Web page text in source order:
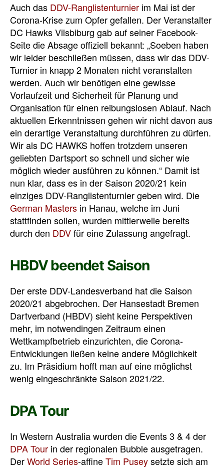
Auch das DDV-Ranglistenturnier im Mai ist der
Corona-Krise zum Opfer gefallen. Der Veranstalter
DC Hawks Vilsbiburg gab auf seiner Facebook-
Seite die Absage offiziell bekannt: „Soeben haben
wir leider beschließen müssen, dass wir das DDV-
Turnier in knapp 2 Monaten nicht veranstalten
werden. Auch wir benötigen eine gewisse
Vorlaufzeit und Sicherheit für Planung und
Organisation für einen reibungslosen Ablauf. Nach
aktuellen Erkenntnissen gehen wir nicht davon aus
ein derartige Veranstaltung durchführen zu dürfen.
Wir als DC HAWKS hoffen trotzdem unseren
geliebten Dartsport so schnell und sicher wie
möglich wieder ausführen zu können.“ Damit ist
nun klar, dass es in der Saison 2020/21 kein
einziges DDV-Ranglistenturnier geben wird. Die
German Masters in Hanau, welche im Juni
stattfinden sollen, wurden mittlerweile bereits
durch den DDVfür eine Zulassung angefragt.
HBDV beendet Saison
Der erste DDV-Landesverband hat die Saison
2020/21 abgebrochen. Der Hansestadt Bremen
Dartverband (HBDV) sieht keine Perspektiven
mehr, im notwendingen Zeitraum einen
Wettkampfbetrieb einzurichten, die Corona-
Entwicklungen ließen keine andere Möglichkeit
zu. Im Präsidium hofft man auf eine möglichst
wenig eingeschränkte Saison 2021/22.
DPA Tour
In Western Australia wurden die Events 3 & 4 der
DPA Tour in der regionalen Bubble ausgetragen.
DerWorld Series-affineTim Puseysetzte sich am